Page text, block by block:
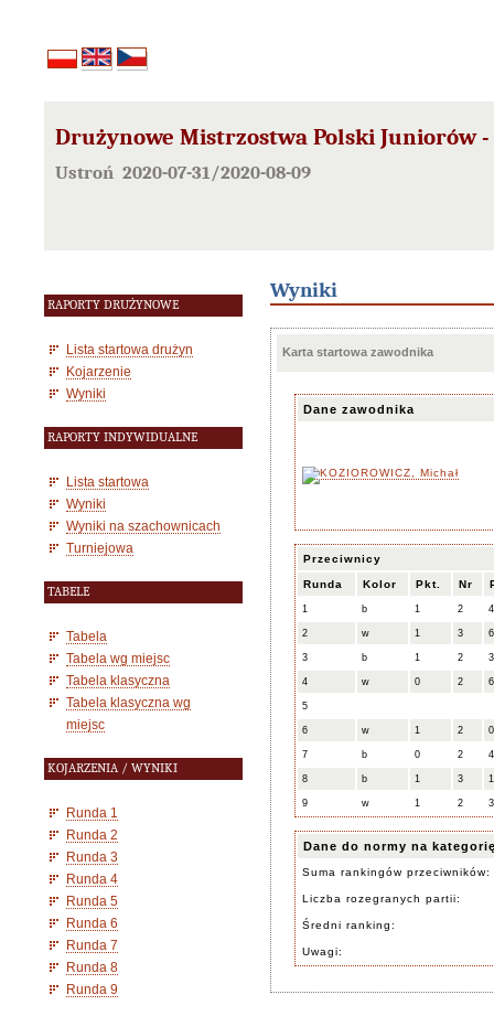
Drużynowe Mistrzostwa Polski Juniorów
Ustroń 2020-07-31/2020-08-09
RAPORTY DRUŻYNOWE
Lista startowa drużyn
Kojarzenie
Wyniki
RAPORTY INDYWIDUALNE
Lista startowa
Wyniki
Wyniki na szachownicach
Turniejowa
TABELE
Tabela
Tabela wg miejsc
Tabela klasyczna
Tabela klasyczna wg
miejsc
KOJARZENIA / WYNIKI
Runda 1
Runda 2
Runda 3
Runda 4
Runda 5
Runda 6
Runda 7
Runda 8
Runda 9
Wyniki
Karta startowa zawodnika
Dane zawodnika
Przeciwnicy
Runda Kolor Pkt. Nr
1 b 1 2
2 w 1 3
3 b 1 2
4 w 0 2
5
6 w 1 2
7 b 0 2
8 b 1 3
9 w 1 2
Dane do normy na
Suma rankingów przeciwników:
Liczba rozegranych partii:
Średni ranking:
Uwagi: